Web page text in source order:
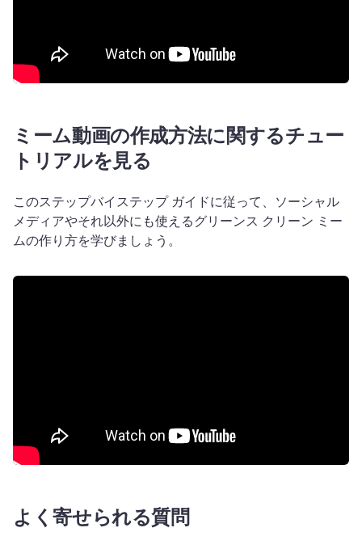
ミーム動画の作成方法に関するチュー
トリアルを見る
このステップバイステップ ガイドに従って、ソーシャル
メディアやそれ以外にも使えるグリーンス クリーン ミー
ムの作り方を学びましょう。
よく寄せられる質問